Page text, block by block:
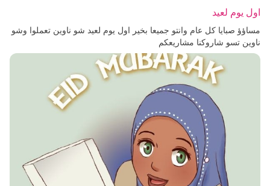
اول يوم لعيد
مساؤؤ صبايا كل عام وانتو جميعا بخير اول يوم لعيد شو ناوين تعملوا وشو
ناوين تسو شاروكنا مشاريعكم